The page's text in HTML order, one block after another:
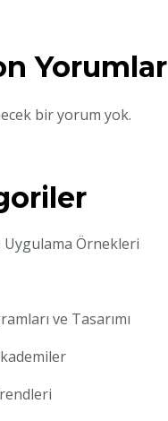
Yorumlar
bir yorum yok.
Uygulama Örnekleri
ve Tasarımı